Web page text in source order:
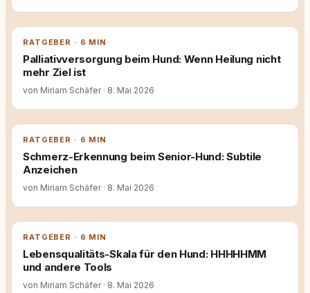
RATGEBER · 6 MIN
Palliativversorgung beim Hund: Wenn Heilung nicht
mehr Ziel ist
von Miriam Schäfer · 8. Mai 2026
RATGEBER · 6 MIN
Schmerz-Erkennung beim Senior-Hund: Subtile
Anzeichen
von Miriam Schäfer · 8. Mai 2026
RATGEBER · 6 MIN
Lebensqualitäts-Skala für den Hund: HHHHHMM
und andere Tools
von Miriam Schäfer · 8. Mai 2026